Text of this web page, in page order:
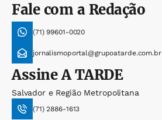
Fale com a Redação
(71) 99601-0020
jornalismoportal@grupoatarde.com.br
AssineA TARDE
Salvador e Região Metropolitana
(71) 2886-1613